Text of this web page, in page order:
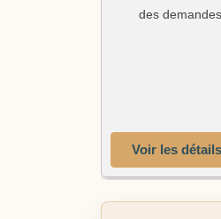
des
Voir les détails